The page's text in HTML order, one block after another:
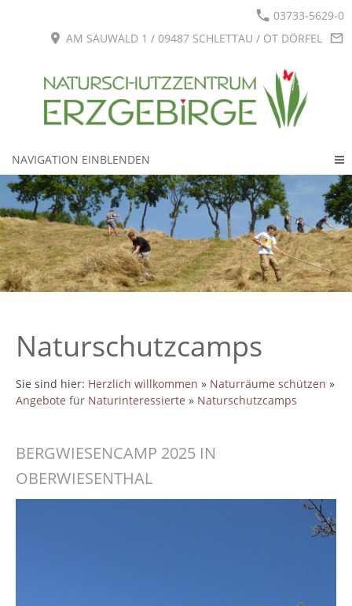
03733-5629-0
AM SAUWALD 1 / 09487 SCHLETTAU / OT DÖRFEL
NAVIGATION EINBLENDEN
Naturschutzcamps
Sie sind hier: Herzlich willkommen » Naturräume schützen »
Angebote für Naturinteressierte » Naturschutzcamps
BERGWIESENCAMP 2025 IN
OBERWIESENTHAL